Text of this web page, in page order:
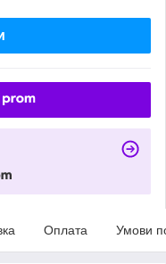
Оплата Умови